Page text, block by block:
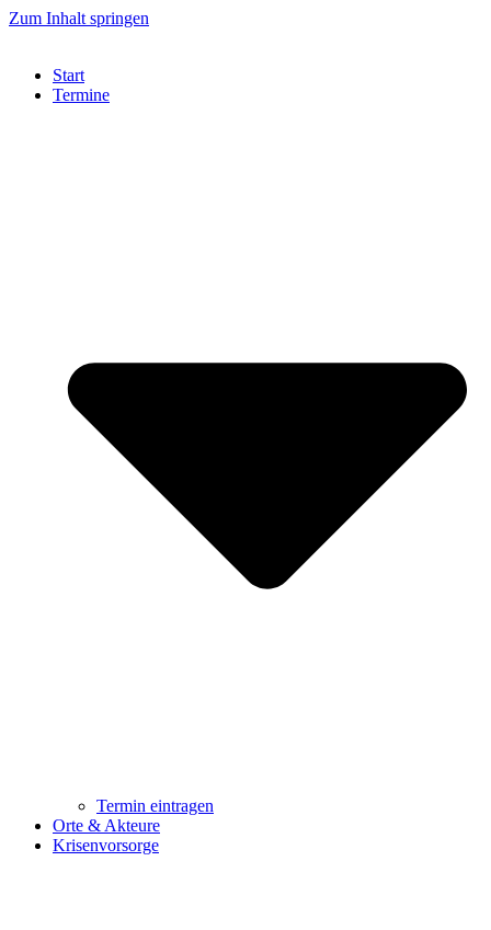
Zum Inhalt springen
Start
Termine
Termin eintragen
Orte & Akteure
Krisenvorsorge